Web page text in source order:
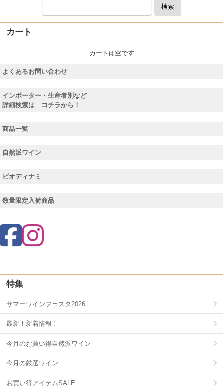
検索
カート
カートは空です
よくあるお問い合わせ
インポーター・生産者別など
詳細検索は コチラから！
商品一覧
自然派ワイン
ビオディナミ
数量限定入荷商品
特集
サマーワインフェスタ2026
最新！新着情報！
今月のお買い得自然派ワイン
今月の厳選ワイン
お買い得アイテムSALE